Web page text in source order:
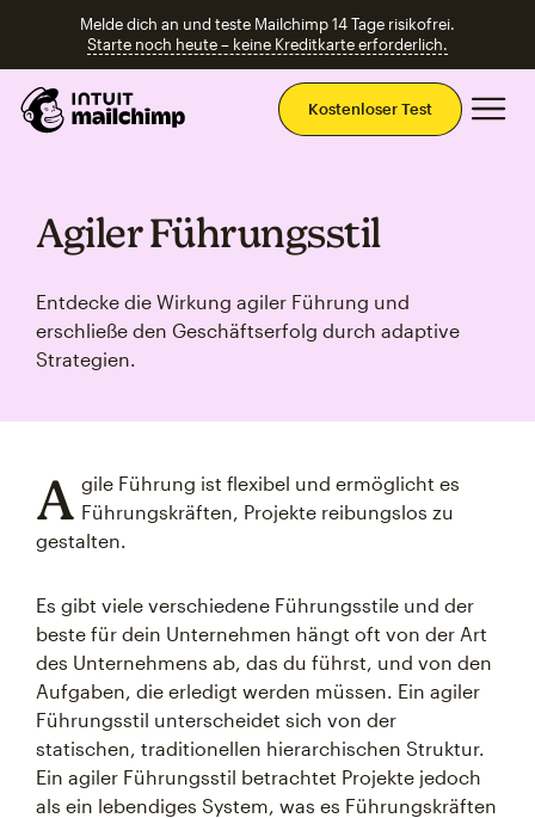
Melde dich an und teste Mailchimp 14 Tage risikofrei.
Starte noch heute – keine Kreditkarte erforderlich.
Kostenloser Test
Agiler Führungsstil
Entdecke die Wirkung agiler Führung und
erschließe den Geschäftserfolg durch adaptive
Strategien.
A gile Führung ist flexibel und ermöglicht es
Führungskräften, Projekte reibungslos zu
gestalten.
Es gibt viele verschiedene Führungsstile und der
beste für dein Unternehmen hängt oft von der Art
des Unternehmens ab, das du führst, und von den
Aufgaben, die erledigt werden müssen. Ein agiler
Führungsstil unterscheidet sich von der
statischen, traditionellen hierarchischen Struktur.
Ein agiler Führungsstil betrachtet Projekte jedoch
als ein lebendiges System, was es Führungskräften